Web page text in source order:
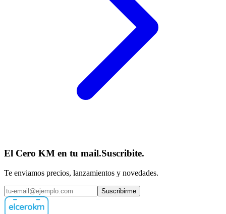
El Cero KM en tu mail.Suscribite.
Te enviamos precios, lanzamientos y novedades.
Suscribirme